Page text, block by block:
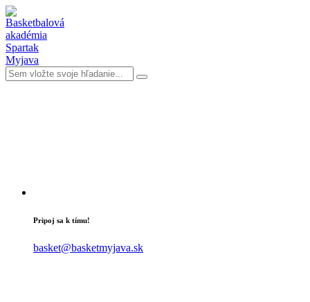
Pripoj sa k tímu!
basket@basketmyjava.sk